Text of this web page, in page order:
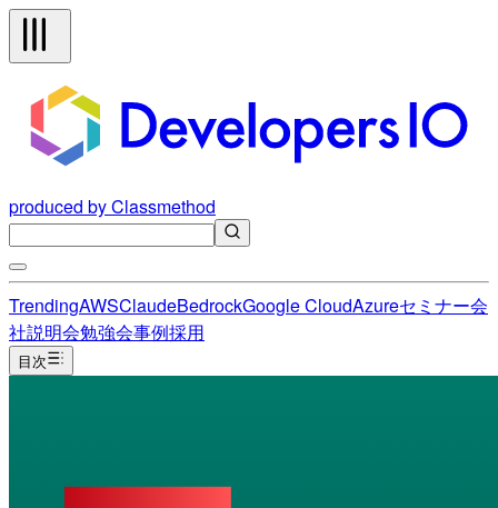
produced by Classmethod
TrendingAWSClaudeBedrockGoogle CloudAzureセミナー会
社説明会勉強会事例採用
目次